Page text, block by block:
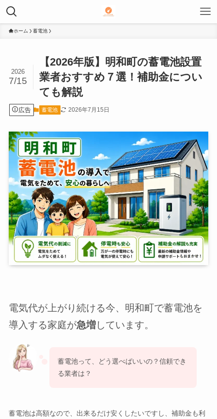
ホーム 蓄電池
【2026年版】明和町の蓄電池設置
業者おすすめ７選！補助金につい
ても解説
2026
7/15
広告 蓄電池 2026年7月15日
電気代が上がり続ける今、明和町で蓄電池を
導入する家庭が急増しています。
蓄電池って、どう選べばいいの？信頼でき
る業者は？
蓄電池は高額なので、出来るだけ安くしたいですし、補助金も利